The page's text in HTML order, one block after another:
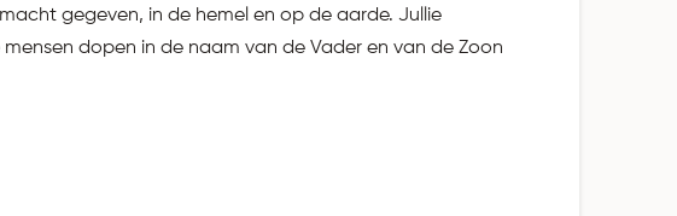
gegeven, in de hemel en op de aarde. Jullie
dopen in de naam van de Vader en van de Zoon